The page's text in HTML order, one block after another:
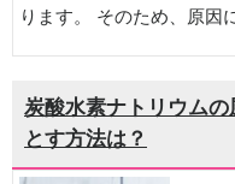
ります。 そのため、原
炭酸水素ナトリウム
とす方法は？